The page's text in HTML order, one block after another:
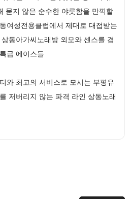
묻지 않은 순수한 야릇함을 만끽할
여성전용클럽에서 제대로 대접받는
동아가씨노래방 외모와 센스를 겸
급 에이스들
와 최고의 서비스로 모시는 부평유
저버리지 않는 파격 라인 상동노래